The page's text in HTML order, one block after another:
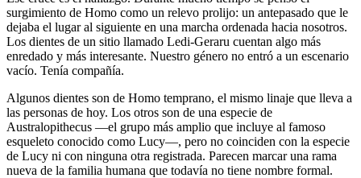
surgimiento de Homo como un relevo prolijo: un antepasado que le
dejaba el lugar al siguiente en una marcha ordenada hacia nosotros.
Los dientes de un sitio llamado Ledi-Geraru cuentan algo más
enredado y más interesante. Nuestro género no entró a un escenario
vacío. Tenía compañía.
Algunos dientes son de Homo temprano, el mismo linaje que lleva a
las personas de hoy. Los otros son de una especie de
Australopithecus —el grupo más amplio que incluye al famoso
esqueleto conocido como Lucy—, pero no coinciden con la especie
de Lucy ni con ninguna otra registrada. Parecen marcar una rama
nueva de la familia humana que todavía no tiene nombre formal.